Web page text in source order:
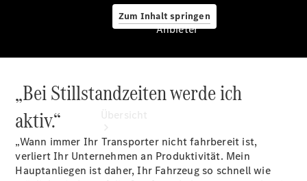
Zum Inhalt springen
Anbieter
Anbieter
„Bei Stillstandzeiten werde ich
aktiv.“
„Wann immer Ihr Transporter nicht fahrbereit ist,
verliert Ihr Unternehmen an Produktivität. Mein
Hauptanliegen ist daher, Ihr Fahrzeug so schnell wie